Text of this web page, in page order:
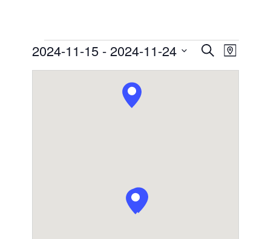
Events
Search
SearchEvent
Views
Map
2024-11-15 - 2024-11-24